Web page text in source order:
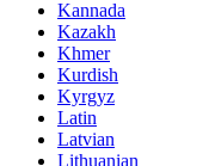
Kannada
Kazakh
Khmer
Kurdish
Kyrgyz
Latin
Latvian
Lithuanian